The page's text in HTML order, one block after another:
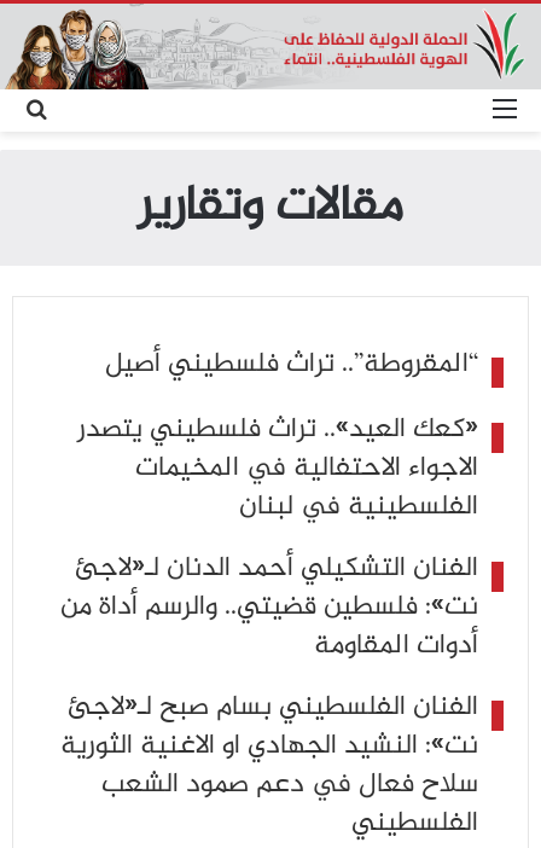
مقالات وتقارير
“المقروطة”.. تراث فلسطيني أصيل
«كعك العيد».. تراث فلسطيني يتصدر
الاجواء الاحتفالية في المخيمات
الفلسطينية في لبنان
الفنان التشكيلي أحمد الدنان لـ«لاجئ
نت»: فلسطين قضيتي.. والرسم أداة من
أدوات المقاومة
الفنان الفلسطيني بسام صبح لـ«لاجئ
نت»: النشيد الجهادي او الاغنية الثورية
سلاح فعال في دعم صمود الشعب
الفلسطيني